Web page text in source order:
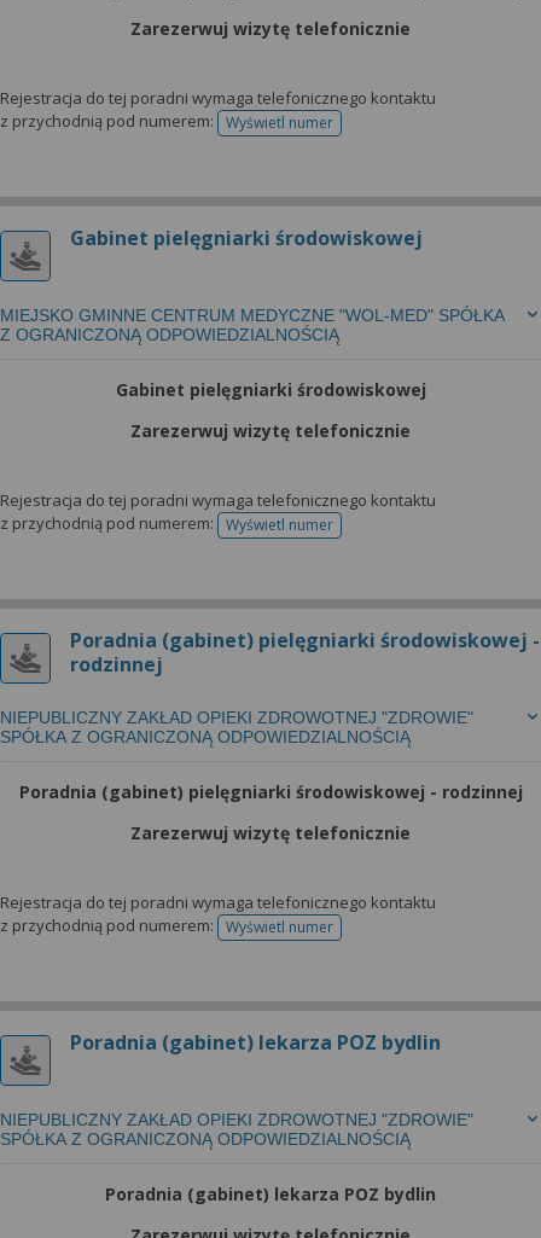
Zarezerwuj wizytę telefonicznie
Rejestracja do tej poradni wymaga telefonicznego kontaktu
z przychodnią pod numerem:
Wyświetl numertelefonu do rejestracji
Gabinet pielęgniarki środowiskowej
MIEJSKO GMINNE CENTRUM MEDYCZNE "WOL-MED" SPÓŁKA
Z OGRANICZONĄ ODPOWIEDZIALNOŚCIĄ
Gabinet pielęgniarki środowiskowej
Zarezerwuj wizytę telefonicznie
Rejestracja do tej poradni wymaga telefonicznego kontaktu
z przychodnią pod numerem:
Wyświetl numertelefonu do rejestracji
Poradnia (gabinet) pielęgniarki środowiskowej -
rodzinnej
NIEPUBLICZNY ZAKŁAD OPIEKI ZDROWOTNEJ "ZDROWIE"
SPÓŁKA Z OGRANICZONĄ ODPOWIEDZIALNOŚCIĄ
Poradnia (gabinet) pielęgniarki środowiskowej - rodzinnej
Zarezerwuj wizytę telefonicznie
Rejestracja do tej poradni wymaga telefonicznego kontaktu
z przychodnią pod numerem:
Wyświetl numertelefonu do rejestracji
Poradnia (gabinet) lekarza POZ bydlin
NIEPUBLICZNY ZAKŁAD OPIEKI ZDROWOTNEJ "ZDROWIE"
SPÓŁKA Z OGRANICZONĄ ODPOWIEDZIALNOŚCIĄ
Poradnia (gabinet) lekarza POZ bydlin